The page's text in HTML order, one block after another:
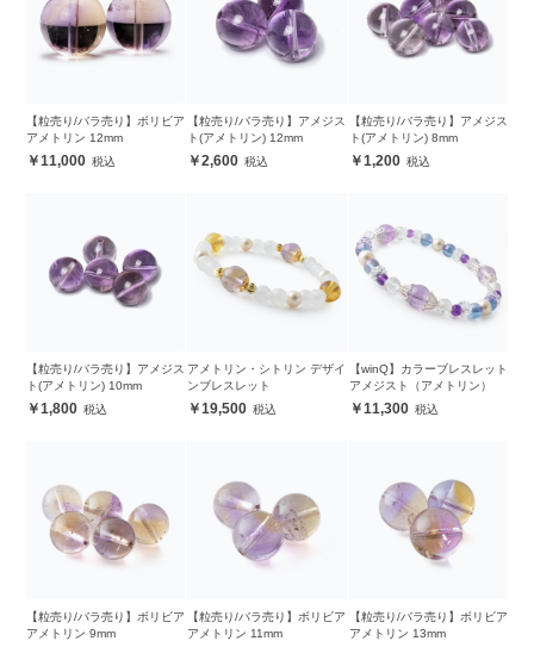
【粒売り/バラ売り】ボリビア
アメトリン 12mm
11,000
【粒売り/バラ売り】アメジス
ト(アメトリン) 12mm
2,600
【粒売り/バラ売り】アメジス
ト(アメトリン) 8mm
1,200
【粒売り/バラ売り】アメジス
ト(アメトリン) 10mm
1,800
アメトリン・シトリン デザイ
ンブレスレット
19,500
【winQ】カラーブレスレット
アメジスト（アメトリン）
11,300
【粒売り/バラ売り】ボリビア
アメトリン 9mm
【粒売り/バラ売り】ボリビア
アメトリン 11mm
【粒売り/バラ売り】ボリビア
アメトリン 13mm